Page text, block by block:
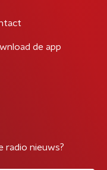
de app
radio nieuws?